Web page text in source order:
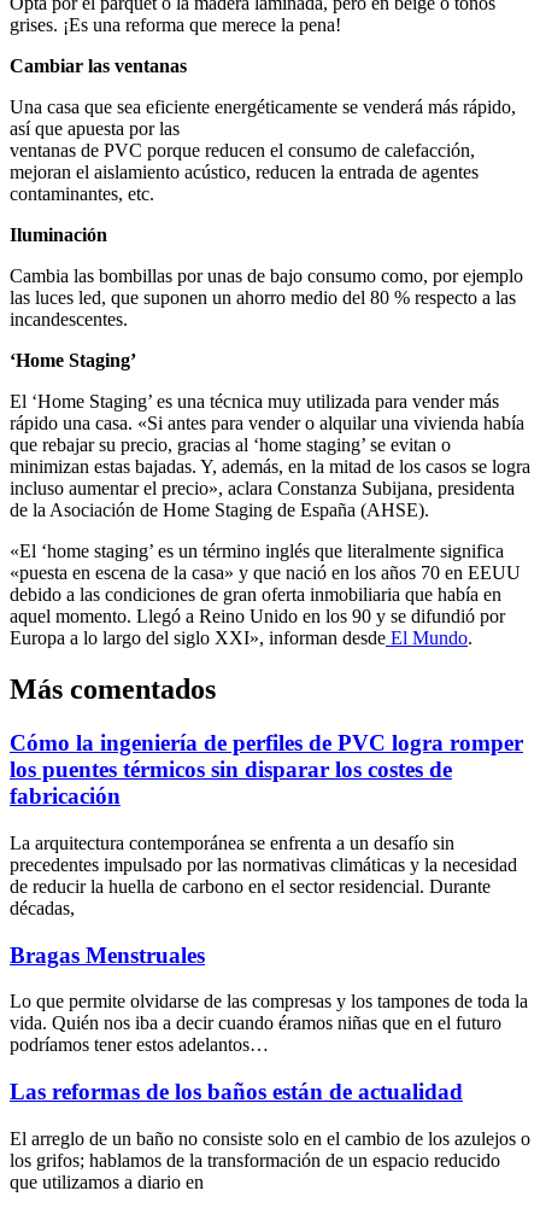
grises. ¡Es una reforma que merece la pena!
Cambiar las ventanas
Una casa que sea eficiente energéticamente se venderá más rápido,
así que apuesta por las
ventanas de PVC porque reducen el consumo de calefacción,
mejoran el aislamiento acústico, reducen la entrada de agentes
contaminantes, etc.
Iluminación
Cambia las bombillas por unas de bajo consumo como, por ejemplo
las luces led, que suponen un ahorro medio del 80 % respecto a las
incandescentes.
‘Home Staging’
El ‘Home Staging’ es una técnica muy utilizada para vender más
rápido una casa. «Si antes para vender o alquilar una vivienda había
que rebajar su precio, gracias al ‘home staging’ se evitan o
minimizan estas bajadas. Y, además, en la mitad de los casos se logra
incluso aumentar el precio», aclara Constanza Subijana, presidenta
de la Asociación de Home Staging de España (AHSE).
«El ‘home staging’ es un término inglés que literalmente significa
«puesta en escena de la casa» y que nació en los años 70 en EEUU
debido a las condiciones de gran oferta inmobiliaria que había en
aquel momento. Llegó a Reino Unido en los 90 y se difundió por
Europa a lo largo del siglo XXI», informan desde El Mundo.
Más comentados
Cómo la ingeniería de perfiles de PVC logra romper
los puentes térmicos sin disparar los costes de
fabricación
La arquitectura contemporánea se enfrenta a un desafío sin
precedentes impulsado por las normativas climáticas y la necesidad
de reducir la huella de carbono en el sector residencial. Durante
décadas,
Bragas Menstruales
Lo que permite olvidarse de las compresas y los tampones de toda la
vida. Quién nos iba a decir cuando éramos niñas que en el futuro
podríamos tener estos adelantos…
Las reformas de los baños están de actualidad
El arreglo de un baño no consiste solo en el cambio de los azulejos o
los grifos; hablamos de la transformación de un espacio reducido
que utilizamos a diario en